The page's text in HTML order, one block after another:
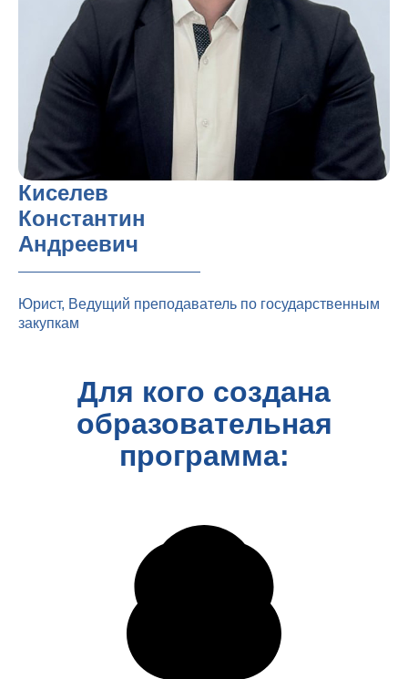
Киселев
Константин
Андреевич
Юрист, Ведущий преподаватель по государственным
закупкам
Для кого создана
образовательная
программа: